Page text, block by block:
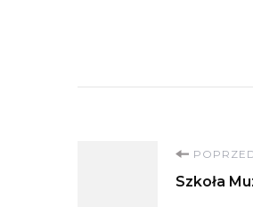
Szkoła